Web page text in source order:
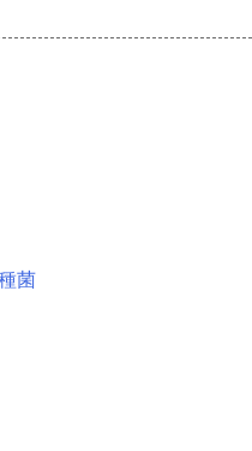
菌